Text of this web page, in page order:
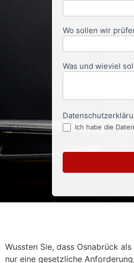
Wo sollen wir
Was und wieviel
Ich habe die
Wussten Sie, dass Osnabrück
nur eine gesetzliche